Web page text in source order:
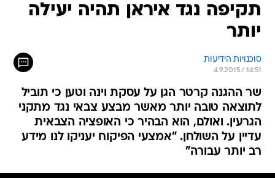
תקיפה נגד איראן תהיה יעילה
יותר
סוכנויות הידיעות
4.9.2015 / 14:51
שר ההגנה קרטר הגן על עסקת וינה וטען כי תוביל
לתוצאה טובה יותר מאשר מבצע צבאי נגד מתקני
הגרעין. ואולם, הוא הבהיר כי האופציה הצבאית
עדיין על השולחן. "אמצעי הפיקוח יעניקו לנו מידע
רב יותר עבורה"